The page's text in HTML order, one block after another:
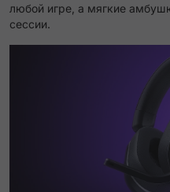
любой игре, а мягкие
сессии.